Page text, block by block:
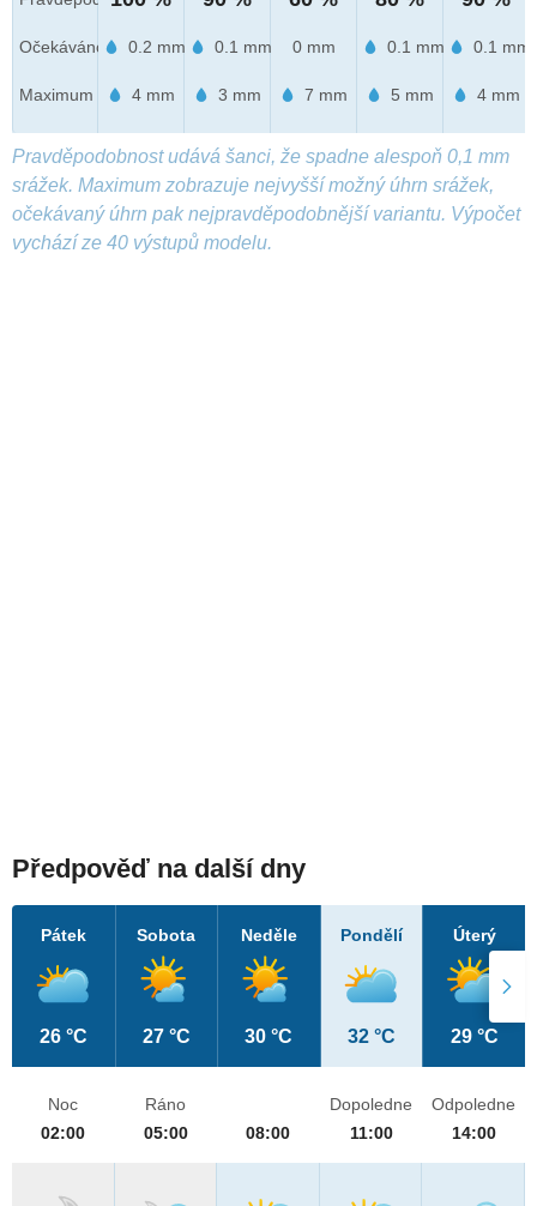
Očekáváno
Maximum
0.2 mm
4 mm
0.1 mm
3 mm
0 mm
7 mm
0.1 mm
5 mm
0.1 mm
4 mm
Pravděpodobnost udává šanci, že spadne alespoň 0,1 mm
srážek. Maximum zobrazuje nejvyšší možný úhrn srážek,
očekávaný úhrn pak nejpravděpodobnější variantu. Výpočet
vychází ze 40 výstupů modelu.
Předpověď na další dny
Pátek
26 °C
Sobota
27 °C
Neděle
30 °C
Pondělí
32 °C
Úterý
29 °C
Noc
02:00
Ráno
05:00
08:00
Dopoledne
11:00
Odpoledne
14:00